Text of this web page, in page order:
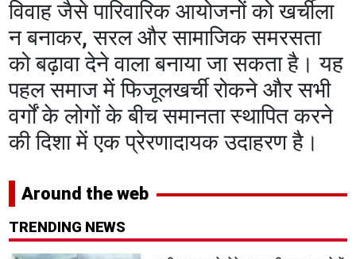
विवाह जैसे पारिवारिक आयोजनों को खर्चीला
न बनाकर, सरल और सामाजिक समरसता
को बढ़ावा देने वाला बनाया जा सकता है। यह
पहल समाज में फिजूलखर्ची रोकने और सभी
वर्गों के लोगों के बीच समानता स्थापित करने
की दिशा में एक प्रेरणादायक उदाहरण है।
Around the web
TRENDING NEWS